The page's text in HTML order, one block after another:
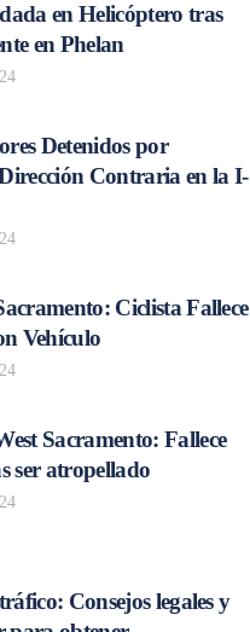
en Helicóptero tras
en Phelan
Detenidos por
Contraria en la I-
Ciclista Fallece
Vehículo
Sacramento: Fallece
ser atropellado
Consejos legales y